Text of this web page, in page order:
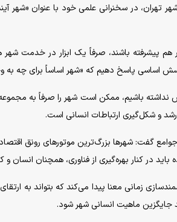
تهران، در سخنرانی علمی خود با عنوان «شهر
هم پیشرفته باشند، صرفاً یک ابزار در خدمت شهر
اساسی پاسخ دهیم که «شهر اساساً برای چه به
باشیم، ممکن است شهر را صرفاً به
و شکل‌گیری ارتباطات انسانی است.
گفت: شهر‌ها بزرگ‌ترین موتور‌های رونق
در کنار بهره‌گیری از فناوری، همچنان انسان و
زمانی معنا پیدا می‌کند که بتواند به
جایگزین ماهیت انسانی شهر شود.